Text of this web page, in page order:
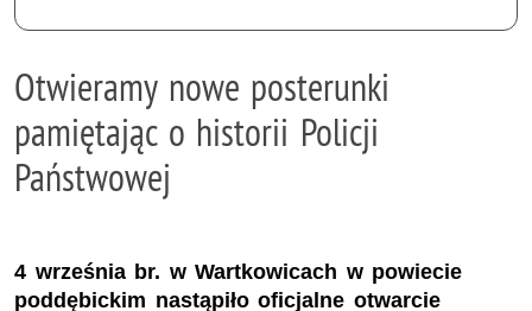
Otwieramy nowe posterunki
pamiętając o historii Policji
Państwowej
4 września br. w Wartkowicach w powiecie
poddębickim nastąpiło oficjalne otwarcie